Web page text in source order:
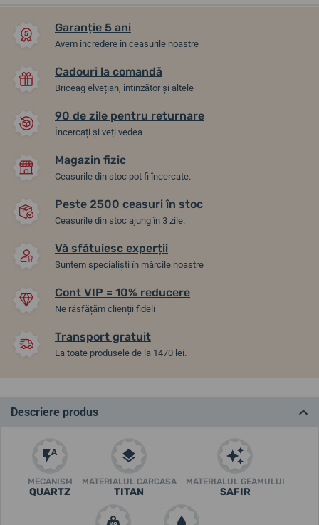
Garanție 5 ani
Avem încredere în ceasurile noastre
Cadouri la comandă
Briceag elvețian, întinzător și altele
90 de zile pentru returnare
Încercați și veți vedea
Magazin fizic
Ceasurile din stoc pot fi încercate.
Peste 2500 ceasuri în stoc
Ceasurile din stoc ajung în 3 zile.
Vă sfătuiesc experții
Suntem specialiști în mărcile noastre
Cont VIP = 10% reducere
Ne răsfățăm clienții fideli
Transport gratuit
La toate produsele de la 1470 lei.
Descriere produs
MECANISM
QUARTZ
MATERIALUL CARCASA
TITAN
MATERIALUL GEAMULUI
SAFIR